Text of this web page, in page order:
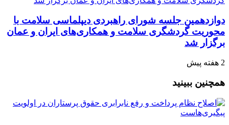
دوازدهمین جلسه شورای راهبردی دیپلماسی سلامت با
محوریت گردشگری سلامت و همکاری‌های ایران و عمان
برگزار شد
2 هفته پیش
همچنین ببینید